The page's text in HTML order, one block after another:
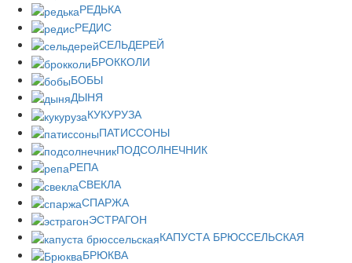
РЕДЬКА
РЕДИС
СЕЛЬДЕРЕЙ
БРОККОЛИ
БОБЫ
ДЫНЯ
КУКУРУЗА
ПАТИССОНЫ
ПОДСОЛНЕЧНИК
РЕПА
СВЕКЛА
СПАРЖА
ЭСТРАГОН
КАПУСТА БРЮССЕЛЬСКАЯ
БРЮКВА